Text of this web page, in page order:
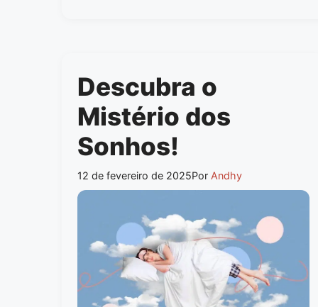
Descubra o
Mistério dos
Sonhos!
12 de fevereiro de 2025Por Andhy